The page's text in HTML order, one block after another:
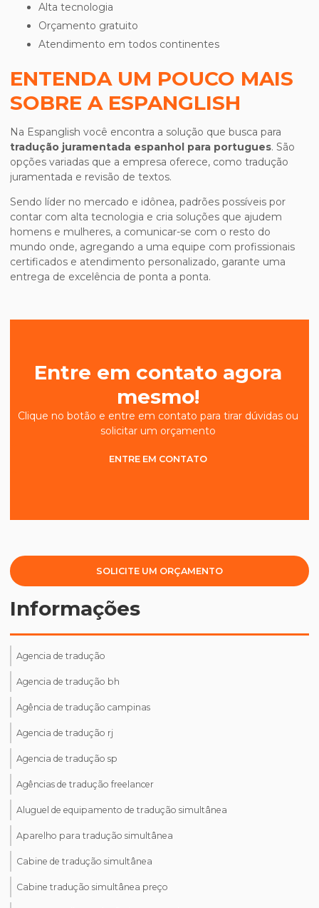
alta tecnologia
orçamento gratuito
atendimento em todos continentes
ENTENDA UM POUCO MAIS
SOBRE A ESPANGLISH
Na Espanglish você encontra a solução que busca para
tradução juramentada espanhol para portugues. São
opções variadas que a empresa oferece, como tradução
juramentada e revisão de textos.
Sendo líder no mercado e idônea, padrões possíveis por
contar com alta tecnologia e cria soluções que ajudem
homens e mulheres, a comunicar-se com o resto do
mundo onde, agregando a uma equipe com profissionais
certificados e atendimento personalizado, garante uma
entrega de excelência de ponta a ponta.
Entre em contato agora
mesmo!
Clique no botão e entre em contato para tirar dúvidas ou
solicitar um orçamento
ENTRE EM CONTATO
SOLICITE UM ORÇAMENTO
Informações
Agencia de tradução
Agencia de tradução bh
Agência de tradução campinas
Agencia de tradução rj
Agencia de tradução sp
Agências de tradução freelancer
Aluguel de equipamento de tradução simultânea
Aparelho para tradução simultânea
Cabine de tradução simultânea
Cabine tradução simultânea preço